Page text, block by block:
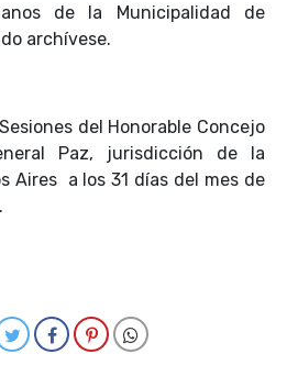
de la Municipalidad de
archívese.
del Honorable Concejo
Paz, jurisdicción de la
Aires a los 31 días del mes de